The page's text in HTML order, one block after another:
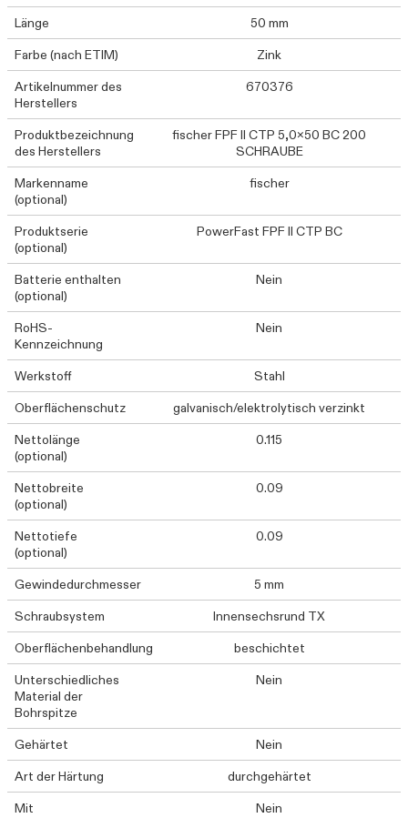
Länge
50 mm
Farbe (nach ETIM)
Zink
Artikelnummer des
Herstellers
670376
Produktbezeichnung
des Herstellers
fischer FPF II CTP 5,0x50 BC 200
SCHRAUBE
Markenname
(optional)
fischer
Produktserie
(optional)
PowerFast FPF II CTP BC
Batterie enthalten
(optional)
Nein
RoHS-
Kennzeichnung
Nein
Werkstoff
Stahl
Oberflächenschutz
galvanisch/elektrolytisch verzinkt
Nettolänge
(optional)
0.115
Nettobreite
(optional)
0.09
Nettotiefe
(optional)
0.09
Gewindedurchmesser
5 mm
Schraubsystem
Innensechsrund TX
Oberflächenbehandlung
beschichtet
Unterschiedliches
Material der
Bohrspitze
Nein
Gehärtet
Nein
Art der Härtung
durchgehärtet
Mit
Nein